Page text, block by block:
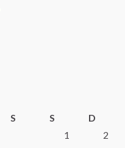
S S
D
1
2